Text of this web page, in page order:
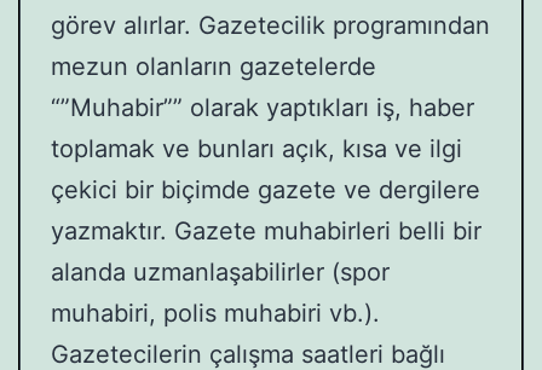
görev alırlar. Gazetecilik programından
mezun olanların gazetelerde
“”Muhabir”” olarak yaptıkları iş, haber
toplamak ve bunları açık, kısa ve ilgi
çekici bir biçimde gazete ve dergilere
yazmaktır. Gazete muhabirleri belli bir
alanda uzmanlaşabilirler (spor
muhabiri, polis muhabiri vb.).
Gazetecilerin çalışma saatleri bağlı